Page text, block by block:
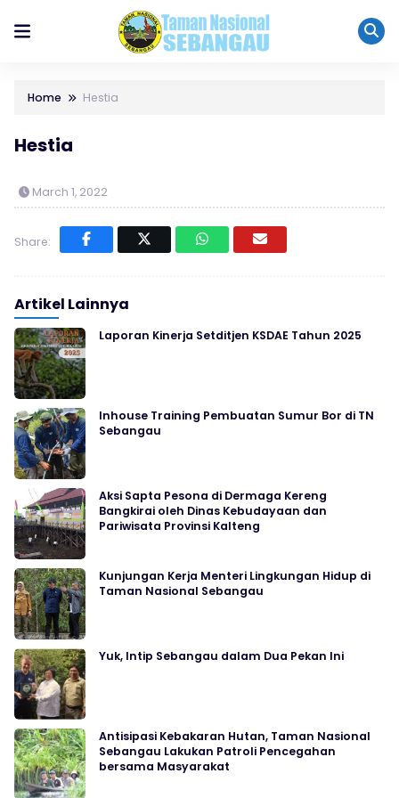
Home Hestia
Hestia
March 1, 2022
Share:
Artikel Lainnya
Laporan Kinerja Setditjen KSDAE Tahun 2025
Inhouse Training Pembuatan Sumur Bor di TN
Sebangau
Aksi Sapta Pesona di Dermaga Kereng
Bangkirai oleh Dinas Kebudayaan dan
Pariwisata Provinsi Kalteng
Kunjungan Kerja Menteri Lingkungan Hidup di
Taman Nasional Sebangau
Yuk, Intip Sebangau dalam Dua Pekan Ini
Antisipasi Kebakaran Hutan, Taman Nasional
Sebangau Lakukan Patroli Pencegahan
bersama Masyarakat